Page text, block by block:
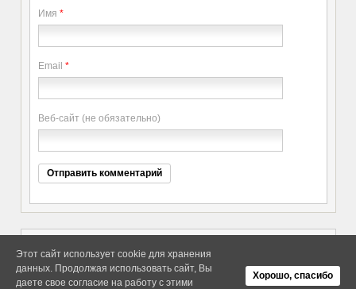
Имя *
Email *
Веб-сайт (не обязательно)
Об Arras WordPress Theme
Copyright elitethings. All Rights
Reserved.
Этот сайт использует cookie для хранения
данных. Продолжая использовать сайт, Вы
даете свое согласие на работу с этими
Хорошо, спасибо